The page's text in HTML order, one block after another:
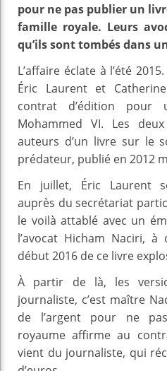
pour ne pas publier un
famille royale. Leurs
qu’ils sont tombés dans
L’affaire éclate à l’été
Éric Laurent et
contrat d’édition pour
Mohammed VI. Les
auteurs d’un livre sur le
prédateur, publié en 2012
En juillet, Éric Laurent
auprès du secrétariat
le voilà attablé avec un
l’avocat Hicham Naciri,
début 2016 de ce livre
À partir de là, les
journaliste, c’est maître
de l’argent pour ne
royaume affirme au
vient du journaliste, qui